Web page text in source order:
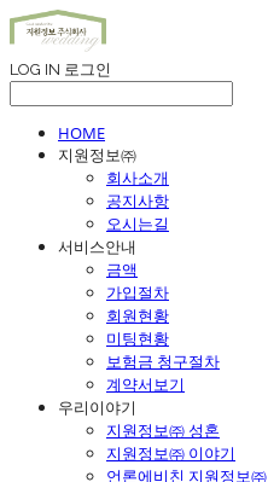
LOG IN 로그인
HOME
지원정보㈜
회사소개
공지사항
오시는길
서비스안내
금액
가입절차
회원현황
미팅현황
보험금 청구절차
계약서보기
우리이야기
지원정보㈜ 성혼
지원정보㈜ 이야기
언론에비친 지원정보㈜